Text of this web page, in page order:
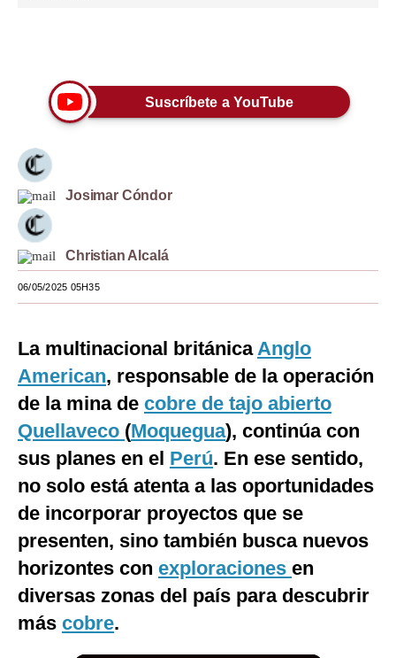
Estilos
EEUU
México
España
Internacional
Tecnología
Club del Suscriptor
Mix
G de Gestión
Notas Contratadas
Podcast
Gestión TV
Videos
Fotogalerías
Suscríbete a YouTube
Josimar Cóndor
Christian Alcalá
06/05/2025 05H35
La multinacional británicaAnglo
American, responsable de la operación
de la mina de cobre de tajo abierto
Quellaveco (Moquegua), continúa con
sus planes en el Perú. En ese sentido,
no solo está atenta a las oportunidades
de incorporar proyectos que se
presenten, sino también busca nuevos
horizontes con exploraciones en
diversas zonas del país para descubrir
más cobre.